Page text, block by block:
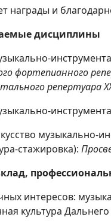
награды и
дисциплины
фортепианного
репертуара
музыкально-
стажировка):
интересов:
культура Дальнего